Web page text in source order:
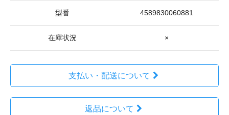
型番 4589830060881
在庫状況 ×
支払い・配送について
返品について